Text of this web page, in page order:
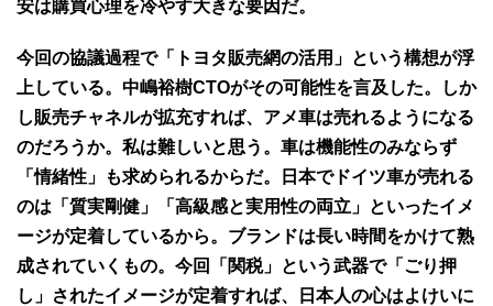
安は購買心理を冷やす大きな要因だ。
今回の協議過程で「トヨタ販売網の活用」という構想が浮
上している。中嶋裕樹CTOがその可能性を言及した。しか
し販売チャネルが拡充すれば、アメ車は売れるようになる
のだろうか。私は難しいと思う。車は機能性のみならず
「情緒性」も求められるからだ。日本でドイツ車が売れる
のは「質実剛健」「高級感と実用性の両立」といったイメ
ージが定着しているから。ブランドは長い時間をかけて熟
成されていくもの。今回「関税」という武器で「ごり押
し」されたイメージが定着すれば、日本人の心はよけいに